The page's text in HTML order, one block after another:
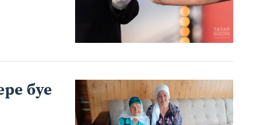
буе